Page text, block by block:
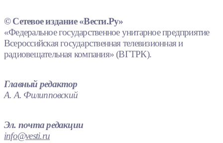
© Сетевое издание «Вести.Ру»
«Федеральное государственное унитарное предприятие
Всероссийская государственная телевизионная и
радиовещательная компания» (ВГТРК).
Главный редактор
А. А. Филипповский
Эл. почта редакции
info@vesti.ru